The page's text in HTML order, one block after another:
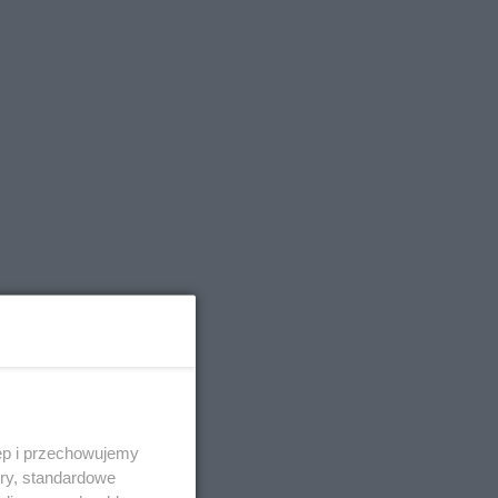
i przechowujemy
standardowe